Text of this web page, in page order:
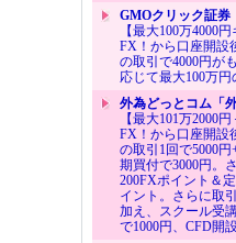
GMOクリック証券
【最大100万4000
FX！から口座開設
の取引で4000円が
応じて最大100万円
外為どっとコム「
【最大101万2000
FX！から口座開設
の取引1回で5000
期買付で3000円。
200FXポイント＆
イント。さらに取
加え、スクール受
で1000円、CFD開